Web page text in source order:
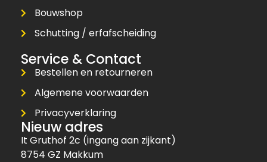
Bouwshop
Schutting / erfafscheiding
Service & Contact
Bestellen en retourneren
Algemene voorwaarden
Privacyverklaring
Nieuw adres
It Gruthof 2c (ingang aan zijkant)
8754 GZ Makkum